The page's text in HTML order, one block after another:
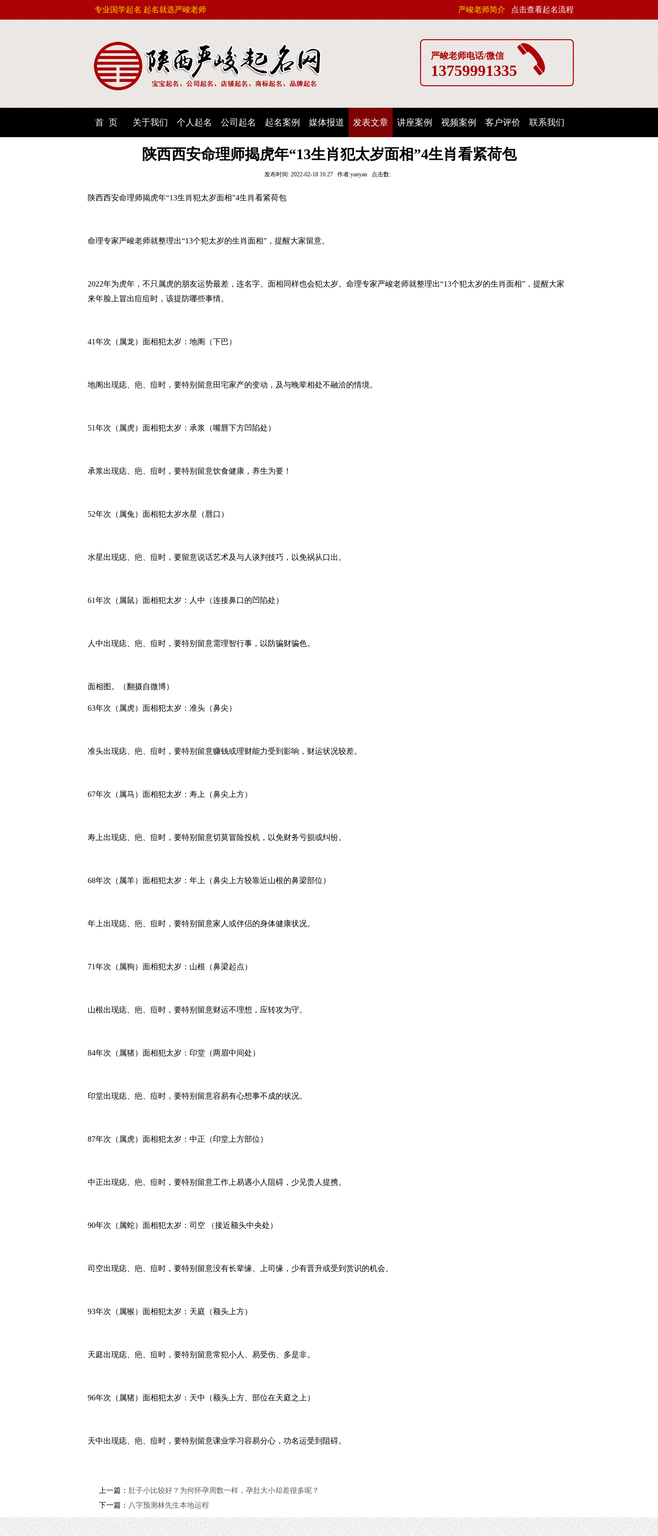
专业国学起名 起名就选严峻老师 严峻老师简介 点击查看起名流程
严峻老师电话/微信
13759991335
首 页 关于我们 个人起名 公司起名 起名案例 媒体报道 发表文章 讲座案例 视频案例 客户评价 联系我们
陕西西安命理师揭虎年“13生肖犯太岁面相”4生肖看紧荷包
发布时间: 2022-02-18 16:27 作者:yanyan 点击数:
陕西西安命理师揭虎年“13生肖犯太岁面相”4生肖看紧荷包
命理专家严峻老师就整理出“13个犯太岁的生肖面相”，提醒大家留意。
2022年为虎年，不只属虎的朋友运势最差，连名字、面相同样也会犯太岁。命理专家严峻老师就整理出“13个犯太岁的生肖面相”，提醒大家
来年脸上冒出痘痘时，该提防哪些事情。
41年次（属龙）面相犯太岁：地阁（下巴）
地阁出现痣、疤、痘时，要特别留意田宅家产的变动，及与晚辈相处不融洽的情境。
51年次（属虎）面相犯太岁：承浆（嘴唇下方凹陷处）
承浆出现痣、疤、痘时，要特别留意饮食健康，养生为要！
52年次（属兔）面相犯太岁水星（唇口）
水星出现痣、疤、痘时，要留意说话艺术及与人谈判技巧，以免祸从口出。
61年次（属鼠）面相犯太岁：人中（连接鼻口的凹陷处）
人中出现痣、疤、痘时，要特别留意需理智行事，以防骗财骗色。
面相图。（翻摄自微博）
63年次（属虎）面相犯太岁：准头（鼻尖）
准头出现痣、疤、痘时，要特别留意赚钱或理财能力受到影响，财运状况较差。
67年次（属马）面相犯太岁：寿上（鼻尖上方）
寿上出现痣、疤、痘时，要特别留意切莫冒险投机，以免财务亏损或纠纷。
68年次（属羊）面相犯太岁：年上（鼻尖上方较靠近山根的鼻梁部位）
年上出现痣、疤、痘时，要特别留意家人或伴侣的身体健康状况。
71年次（属狗）面相犯太岁：山根（鼻梁起点）
山根出现痣、疤、痘时，要特别留意财运不理想，应转攻为守。
84年次（属猪）面相犯太岁：印堂（两眉中间处）
印堂出现痣、疤、痘时，要特别留意容易有心想事不成的状况。
87年次（属虎）面相犯太岁：中正（印堂上方部位）
中正出现痣、疤、痘时，要特别留意工作上易遇小人阻碍，少见贵人提携。
90年次（属蛇）面相犯太岁：司空 （接近额头中央处）
司空出现痣、疤、痘时，要特别留意没有长辈缘、上司缘，少有晋升或受到赏识的机会。
93年次（属猴）面相犯太岁：天庭（额头上方）
天庭出现痣、疤、痘时，要特别留意常犯小人、易受伤、多是非。
96年次（属猪）面相犯太岁：天中（额头上方、部位在天庭之上）
天中出现痣、疤、痘时，要特别留意课业学习容易分心，功名运受到阻碍。
上一篇： 肚子小比较好？为何怀孕周数一样，孕肚大小却差很多呢？
下一篇： 八字预测林先生本地运程